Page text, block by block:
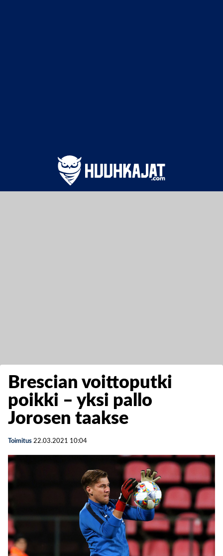
Brescian voittoputki
poikki – yksi pallo
Jorosen taakse
Toimitus 22.03.2021 10:04